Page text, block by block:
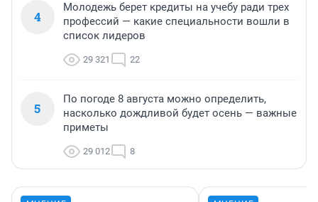
4
Молодежь берет кредиты на учебу ради трех
профессий — какие специальности вошли в
список лидеров
29 321 22
5
По погоде 8 августа можно определить,
насколько дождливой будет осень — важные
приметы
29 012 8